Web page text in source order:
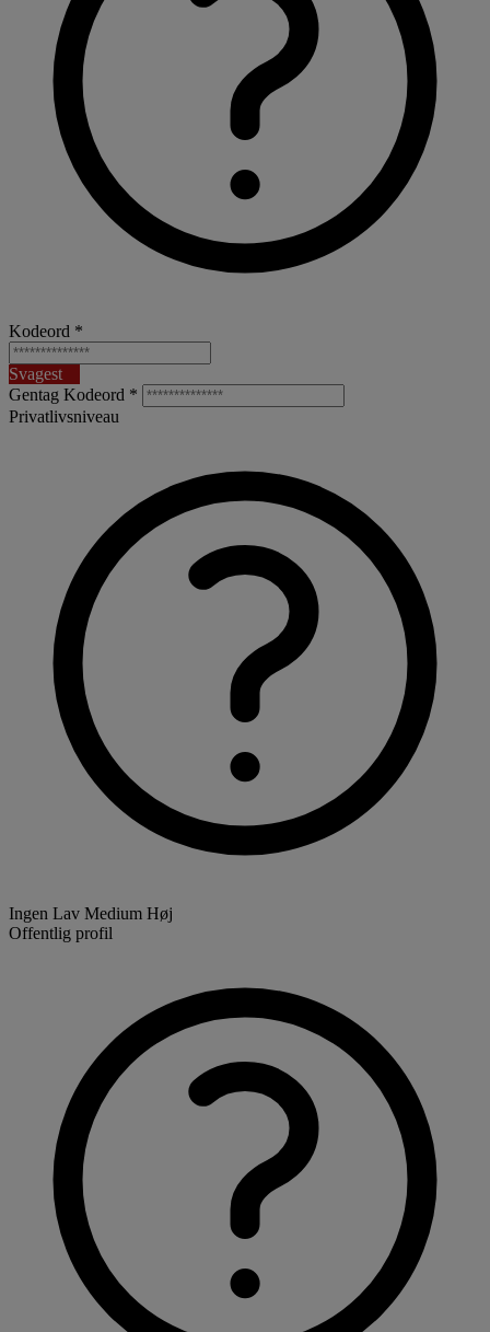
Kodeord *
Svagest
Gentag Kodeord *
Privatlivsniveau
Ingen Lav Medium Høj
Offentlig profil